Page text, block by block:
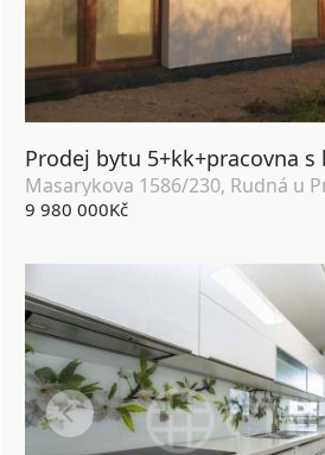
Masarykova 1586/230, Rudná u
9 980 000Kč